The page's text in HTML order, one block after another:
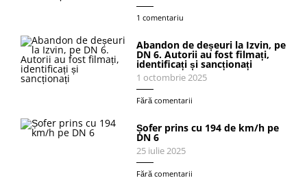
1 comentariu
Abandon de deșeuri la Izvin, pe
DN 6. Autorii au fost filmați,
identificați și sancționați
1 octombrie 2025
Fără comentarii
Șofer prins cu 194 de km/h pe
DN 6
25 iulie 2025
Fără comentarii